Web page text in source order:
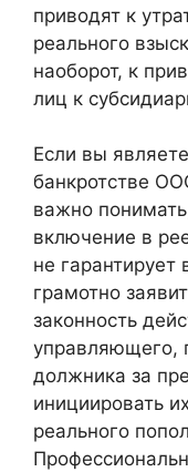
приводят к
реального
наоборот, к
лиц к
Если вы
банкротстве
важно
включение в
не гарантирует
грамотно
законность
управляющего,
должника за
инициировать
реального